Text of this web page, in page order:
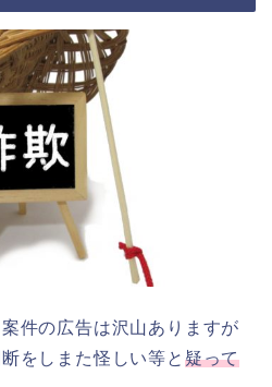
件の広告は沢山ありますが
をしまた怪しい等と 疑って